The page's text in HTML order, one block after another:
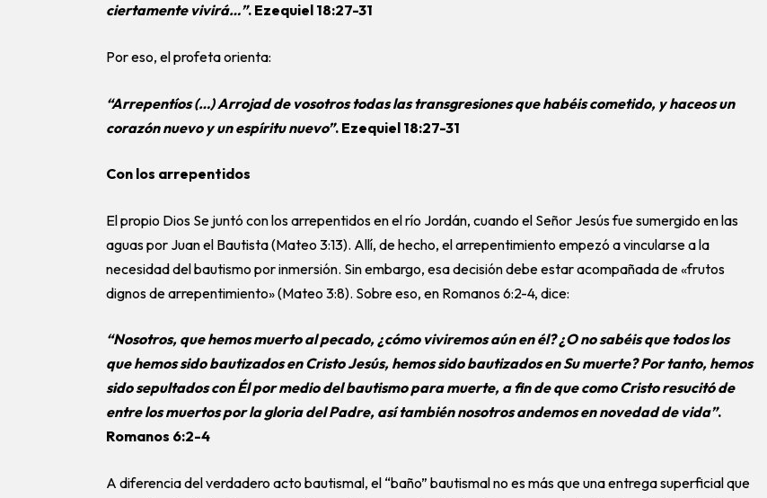
ciertamente vivirá…”. Ezequiel 18:27-31
Por eso, el profeta orienta:
“Arrepentíos (…) Arrojad de vosotros todas las transgresiones que habéis cometido, y haceos un
corazón nuevo y un espíritu nuevo”. Ezequiel 18:27-31
Con los arrepentidos
El propio Dios Se juntó con los arrepentidos en el río Jordán, cuando el Señor Jesús fue sumergido en las
aguas por Juan el Bautista (Mateo 3:13). Allí, de hecho, el arrepentimiento empezó a vincularse a la
necesidad del bautismo por inmersión. Sin embargo, esa decisión debe estar acompañada de «frutos
dignos de arrepentimiento» (Mateo 3:8). Sobre eso, en Romanos 6:2-4, dice:
“Nosotros, que hemos muerto al pecado, ¿cómo viviremos aún en él? ¿O no sabéis que todos los
que hemos sido bautizados en Cristo Jesús, hemos sido bautizados en Su muerte? Por tanto, hemos
sido sepultados con Él por medio del bautismo para muerte, a fin de que como Cristo resucitó de
entre los muertos por la gloria del Padre, así también nosotros andemos en novedad de vida”.
Romanos 6:2-4
A diferencia del verdadero acto bautismal, el “baño” bautismal no es más que una entrega superficial que